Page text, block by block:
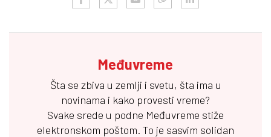
Međuvreme
Šta se zbiva u zemlji i svetu, šta ima u
novinama i kako provesti vreme?
Svake srede u podne Međuvreme stiže
elektronskom poštom. To je sasvim solidan